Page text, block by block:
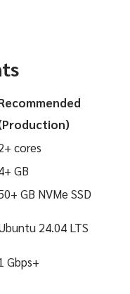
cores
GB
GB NVMe SSD
24.04 LTS
Gbps+